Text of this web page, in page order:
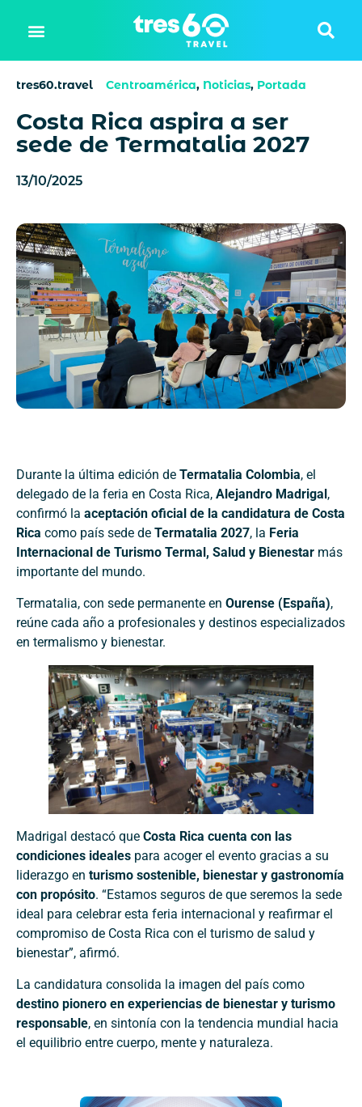
tres60.travel Centroamérica, Noticias, Portada
Costa Rica aspira a ser
sede de Termatalia 2027
13/10/2025
Durante la última edición de Termatalia Colombia, el
delegado de la feria en Costa Rica, Alejandro Madrigal ,
confirmó la aceptación oficial de la candidatura de Costa
Rica como país sede de Termatalia 2027, la Feria
Internacional de Turismo Termal, Salud y Bienestar más
importante del mundo.
Termatalia, con sede permanente en Ourense (España),
reúne cada año a profesionales y destinos especializados
en termalismo y bienestar.
Madrigal destacó que Costa Rica cuenta con las
condiciones ideales para acoger el evento gracias a su
liderazgo en turismo sostenible, bienestar y gastronomía
con propósito. “Estamos seguros de que seremos la sede
ideal para celebrar esta feria internacional y reafirmar el
compromiso de Costa Rica con el turismo de salud y
bienestar”, afirmó.
La candidatura consolida la imagen del país como
destino pionero en experiencias de bienestar y turismo
responsable, en sintonía con la tendencia mundial hacia
el equilibrio entre cuerpo, mente y naturaleza.